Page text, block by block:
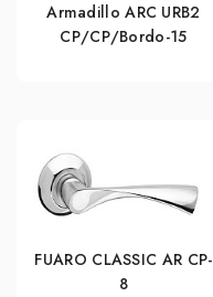
Armadillo ARC URB2
СР/СР/Bordo-15
FUARO CLASSIC AR CP-
8